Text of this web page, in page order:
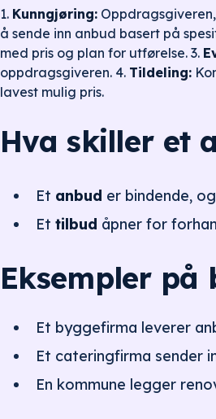
1. Kunngjøring:
å sende inn anbud basert på
med pris og plan for utførelse. 3.
oppdragsgiveren. 4. Tildeling:
lavest mulig pris.
Hva skiller et
Et anbud er bindende,
Et tilbud åpner for
Eksempler på
Et byggefirma leverer
Et cateringfirma sender
En kommune legger